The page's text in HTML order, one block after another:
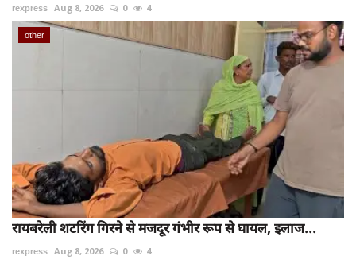
rexpress Aug 8, 2026 0 4
other
रायबरेली शटरिंग गिरने से मजदूर गंभीर रूप से घायल, इलाज...
rexpress Aug 8, 2026 0 4